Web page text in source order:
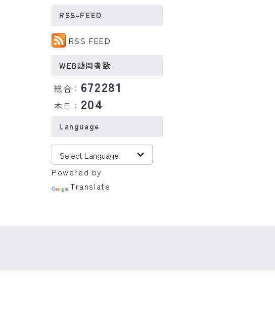
RSS-FEED
RSS FEED
WEB訪問者数
総合： 672281
本日： 204
Language
Powered by
Translate